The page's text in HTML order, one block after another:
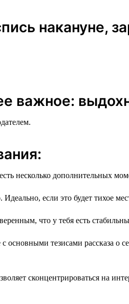
накануне,
важное:
несколько дополнительных
если это будет тихое
что у тебя есть
тезисами рассказа о
сконцентрироваться на